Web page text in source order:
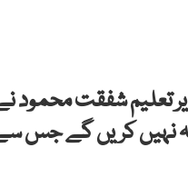
تعلیم شفقت محمود
نہیں کریں گے